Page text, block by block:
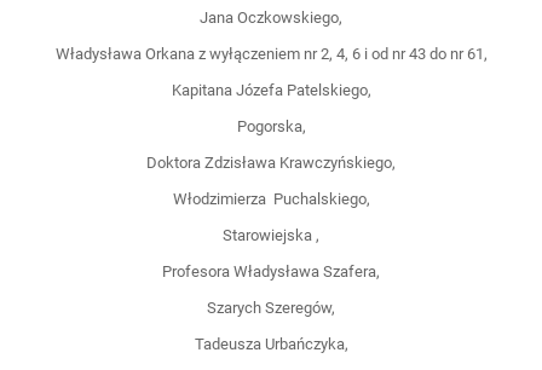
Jana Oczkowskiego,
Władysława Orkana z wyłączeniem nr 2, 4, 6 i od nr 43 do nr 61,
Kapitana Józefa Patelskiego,
Pogorska,
Doktora Zdzisława Krawczyńskiego,
Włodzimierza Puchalskiego,
Starowiejska ,
Profesora Władysława Szafera,
Szarych Szeregów,
Tadeusza Urbańczyka,